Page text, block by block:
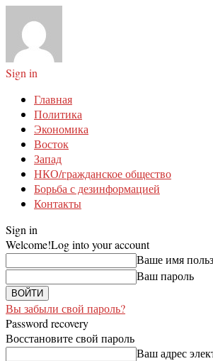
Sign in
Главная
Политика
Экономика
Восток
Запад
НКО/гражданское общество
Борьба с дезинформацией
Контакты
Sign in
Welcome!Log into your account
Ваше имя
Ваш пароль
Вы забыли свой пароль?
Password recovery
Восстановите свой пароль
Ваш адрес